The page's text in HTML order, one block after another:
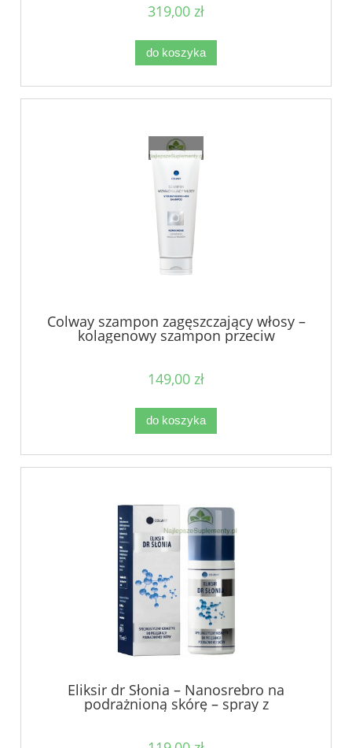
319,00 zł
do koszyka
Colway szampon zagęszczający włosy –
kolagenowy szampon przeciw
wypadaniu włosów
149,00 zł
do koszyka
Eliksir dr Słonia – Nanosrebro na
podrażnioną skórę – spray z
nanosrebrem Colway